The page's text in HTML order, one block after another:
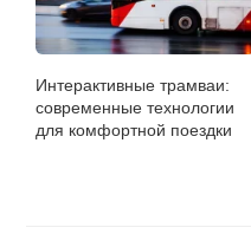
Интерактивные трамваи:
современные технологии
для комфортной поездки